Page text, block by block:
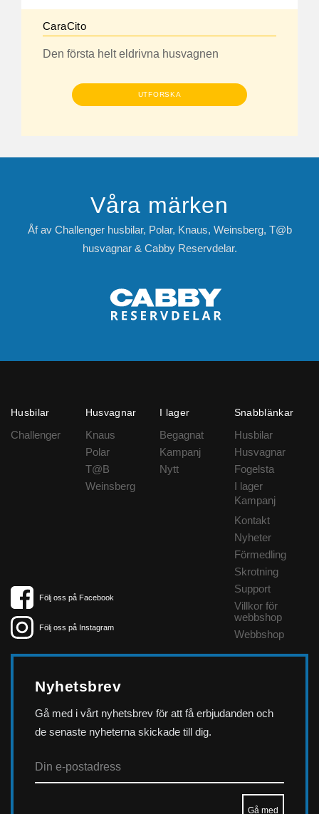
CaraCito
Den första helt eldrivna husvagnen
UTFORSKA
Våra märken
Åf av Challenger husbilar, Polar, Knaus, Weinsberg, T@b
husvagnar & Cabby Reservdelar.
Husbilar
Challenger
Husvagnar
Knaus
Polar
T@B
Weinsberg
I lager
Begagnat
Kampanj
Nytt
Snabblänkar
Husbilar
Husvagnar
Fogelsta
I lager
Kampanj
Kontakt
Nyheter
Förmedling
Skrotning
Support
Villkor för
webbshop
Webbshop
Följ oss på Facebook
Följ oss på Instagram
Nyhetsbrev
Gå med i vårt nyhetsbrev för att få erbjudanden och
de senaste nyheterna skickade till dig.